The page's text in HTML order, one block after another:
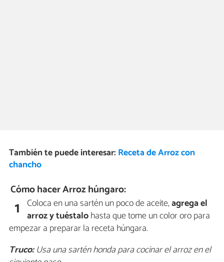
También te puede interesar: Receta de Arroz con
chancho
Cómo hacer Arroz húngaro:
1 Coloca en una sartén un poco de aceite,agrega el
arroz y tuéstalohasta que tome un color oro para
empezar a preparar la receta húngara.
Truco:Usa una sartén honda para cocinar el arroz en el